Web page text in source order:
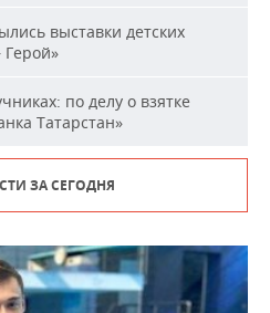
выставки детских
по делу о взятке
Татарстан»
ЗА СЕГОДНЯ